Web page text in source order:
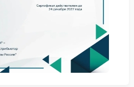
обвязки.
во внутренние
подготовки приведет к
платы управления.
APC выполняется только в
мастерской.
центра APC проводят замену